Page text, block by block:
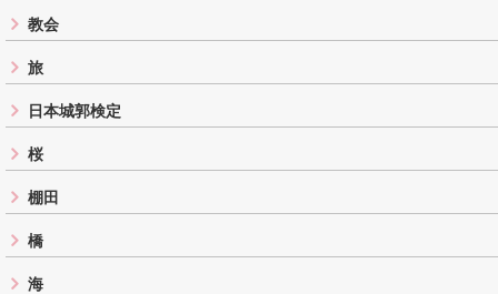
教会
旅
日本城郭検定
桜
棚田
橋
海